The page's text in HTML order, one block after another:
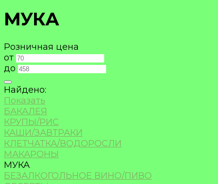
МУКА
Розничная цена
от
до
Найдено:
Показать
БАКАЛЕЯ
КРУПЫ/РИС
КАШИ/ЗАВТРАКИ
КЛЕТЧАТКА/ВОДОРОСЛИ
МАКАРОНЫ
МУКА
БЕЗАЛКОГОЛЬНОЕ ВИНО/ПИВО